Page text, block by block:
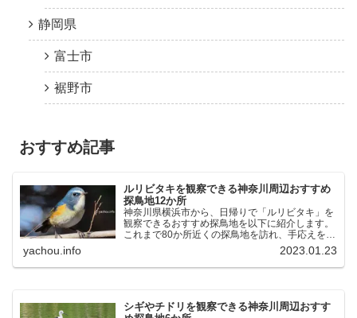
静岡県
富士市
裾野市
おすすめ記事
ルリビタキを観察できる神奈川周辺おすすめ
探鳥地12か所
神奈川県横浜市から、日帰りで「ルリビタキ」を
観察できるおすすめ探鳥地を以下に紹介します。
これまで80か所近くの探鳥地を訪れ、手応えを感
じた場所です。以下、★ が多いほど観察しやす
く、出現頻度が高いと感じた場所です。 北本自然
観察公園：埼玉県...
yachou.info 2023.01.23
シギやチドリを観察できる神奈川周辺おすす